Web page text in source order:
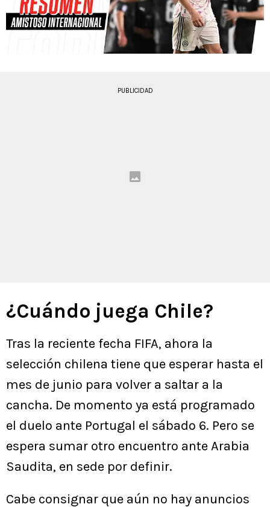
PUBLICIDAD
¿Cuándo juega Chile?
Tras la reciente fecha FIFA, ahora la
selección chilena tiene que esperar hasta el
mes de junio para volver a saltar a la
cancha. De momento ya está programado
el duelo ante Portugal el sábado 6. Pero se
espera sumar otro encuentro ante Arabia
Saudita, en sede por definir.
Cabe consignar que aún no hay anuncios